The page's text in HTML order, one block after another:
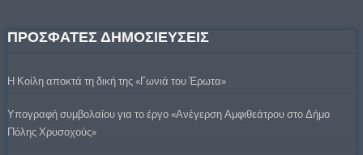
ΠΡΟΣΦΑΤΕΣ ΔΗΜΟΣΙΕΥΣΕΙΣ
Η Κοίλη αποκτά τη δική της «Γωνιά του Έρωτα»
Υπογραφή συμβολαίου για το έργο «Ανέγερση Αμφιθεάτρου στο Δήμο
Πόλης Χρυσοχούς»